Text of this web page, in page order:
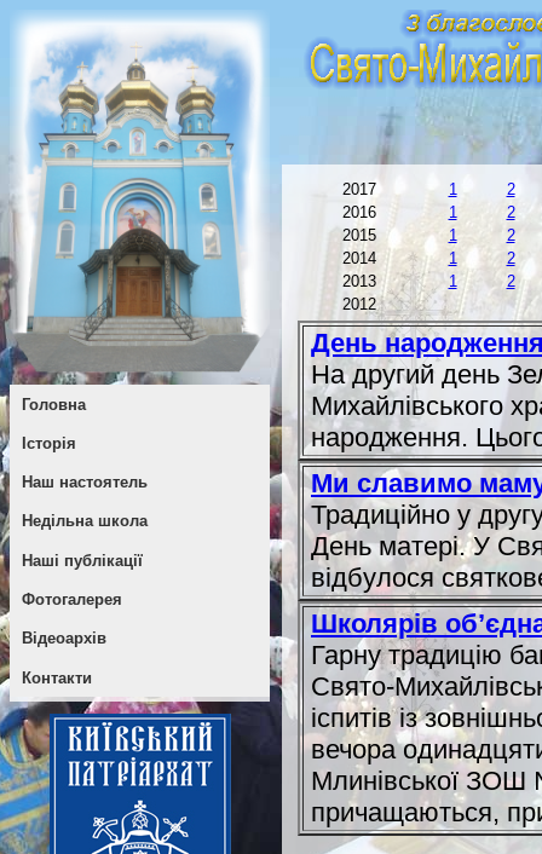
Головна
Історія
Наш настоятель
Недільна школа
Наші публікації
Фотогалерея
Відеоархів
Контакти
2017 1
2
2016
1
2
2015
1
2
2014
1
2
2013
1
2
2012
День
На другий день
Михайлівського
народження.
Ми славимо
Традиційно у
День матері. У
відбулося
Школярів
Гарну традицію
Свято-
іспитів із
вечора
Млинівської ЗОШ
причащаються,